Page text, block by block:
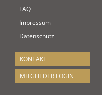
FAQ
Impressum
Datenschutz
KONTAKT
MITGLIEDER LOGIN